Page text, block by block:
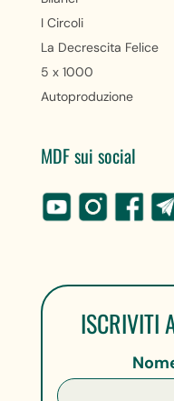
I Circoli
La Decrescita Felice
5 x 1000
Autoproduzione
MDF sui social
ISCRIVITI